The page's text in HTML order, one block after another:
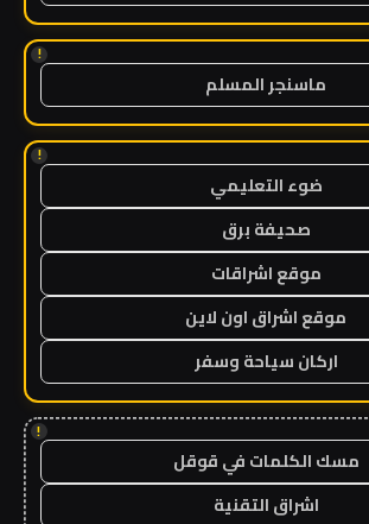
!
ماسنجر المسلم
!
ضوء التعليمي
صحيفة برق
موقع اشراقات
موقع اشراق اون لاين
اركان سياحة وسفر
!
مسك الكلمات في قوقل
اشراق التقنية